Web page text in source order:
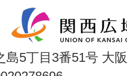
島5丁目3番51号 大